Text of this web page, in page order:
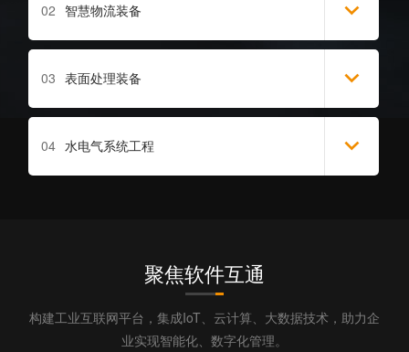
02 智慧物流装备
03 表面处理装备
04 水电气系统工程
聚焦软件互通
构建工业互联网平台，集成IoT、云计算、大数据技术，助力企
业实现智能化、数字化管理。